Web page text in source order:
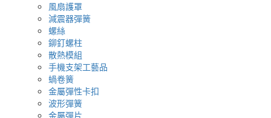
風扇護罩
減震器彈簧
螺絲
鉚釘螺柱
散熱模組
手機支架工藝品
蝸卷簧
金屬彈性卡扣
波形彈簧
金屬彈片